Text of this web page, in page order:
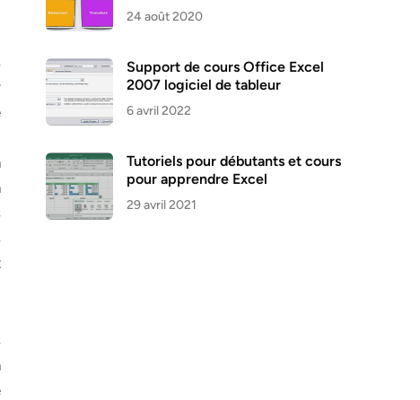
24 août 2020
Support de cours Office Excel
2007 logiciel de tableur
6 avril 2022
Tutoriels pour débutants et cours
pour apprendre Excel
29 avril 2021